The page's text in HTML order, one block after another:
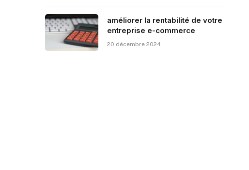
améliorer la rentabilité de votre
entreprise e-commerce
20 décembre 2024